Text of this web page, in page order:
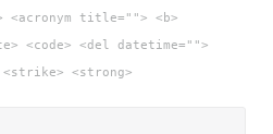
title=""> <b>
<code> <del datetime="">
<strong>